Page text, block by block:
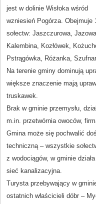
jest w dolinie Wisłoka wśród
wzniesień Pogórza. Obejmuje
sołectw: Jaszczurowa,
Kalembina, Kozłówek,
Pstrągówka, Różanka,
Na terenie gminy dominują
większe znaczenie mają
truskawek.
Brak w gminie przemysłu,
m.in. przetwórnia owoców,
Gmina może się pochwalić
techniczną – wszystkie
z wodociągów, w gminie
sieć kanalizacyjna.
Turysta przebywający w
ostatnich właścicieli dóbr –